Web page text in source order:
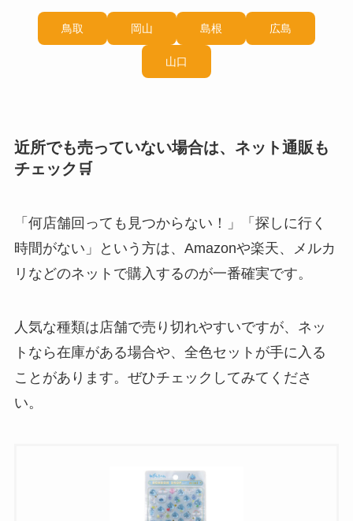
鳥取 岡山 島根 広島
山口
近所でも売っていない場合は、ネット通販も
チェック🛒
「何店舗回っても見つからない！」「探しに行く
時間がない」という方は、Amazonや楽天、メルカ
リなどのネットで購入するのが一番確実です。
人気な種類は店舗で売り切れやすいですが、ネッ
トなら在庫がある場合や、全色セットが手に入る
ことがあります。ぜひチェックしてみてくださ
い。